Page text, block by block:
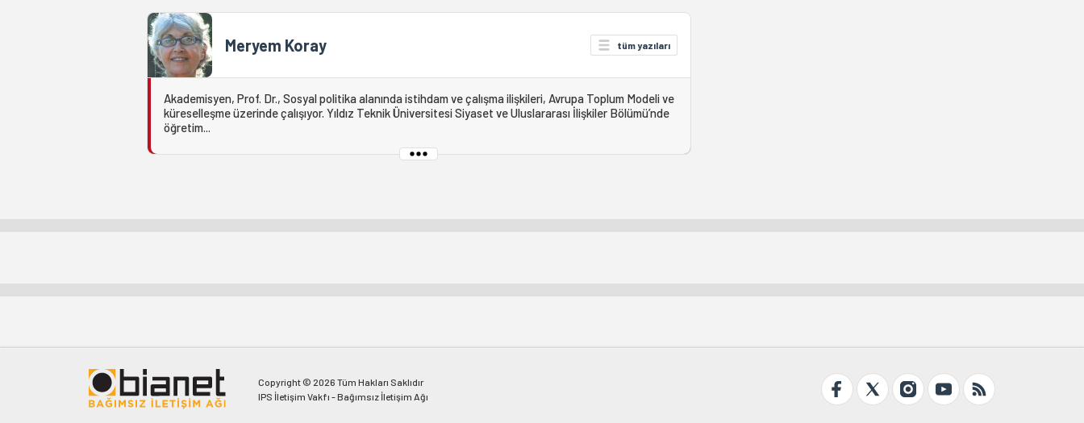
Meryem Koray tüm yazıları
Akademisyen, Prof. Dr., Sosyal politika alanında istihdam ve çalışma ilişkileri, Avrupa Toplum Modeli ve
küreselleşme üzerinde çalışıyor. Yıldız Teknik Üniversitesi Siyaset ve Uluslararası İlişkiler Bölümü’nde
öğretim...
Copyright © 2026 Tüm Hakları Saklıdır
IPS İletişim Vakfı - Bağımsız İletişim Ağı